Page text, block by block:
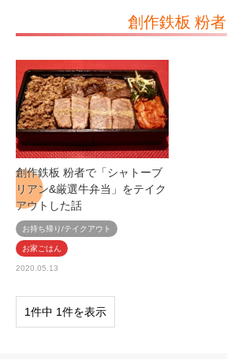
創作鉄板 粉者
創作鉄板 粉者で「シャトーブ
リアン&厳選牛弁当」をテイク
アウトした話
お持ち帰り/テイクアウト
お家ごはん
2020.05.13
1件中 1件を表示